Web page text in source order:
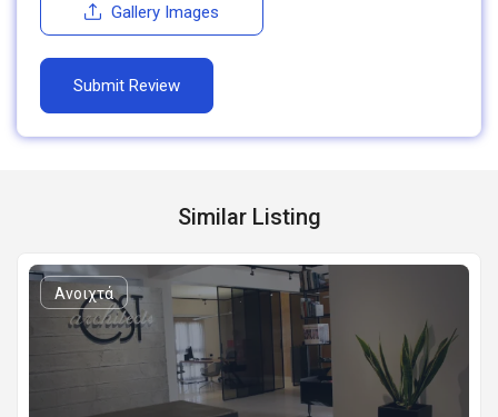
Gallery Images
Similar Listing
Ανοιχτά